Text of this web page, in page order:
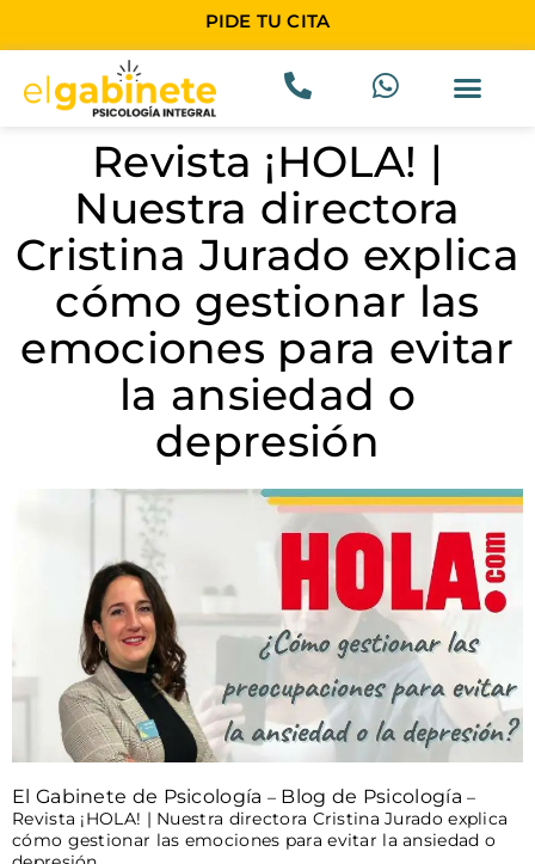
PIDE TU CITA
Revista ¡HOLA! |
Nuestra directora
Cristina Jurado explica
cómo gestionar las
emociones para evitar
la ansiedad o
depresión
El Gabinete de Psicología – Blog de Psicología –
Revista ¡HOLA! | Nuestra directora Cristina Jurado explica
cómo gestionar las emociones para evitar la ansiedad o